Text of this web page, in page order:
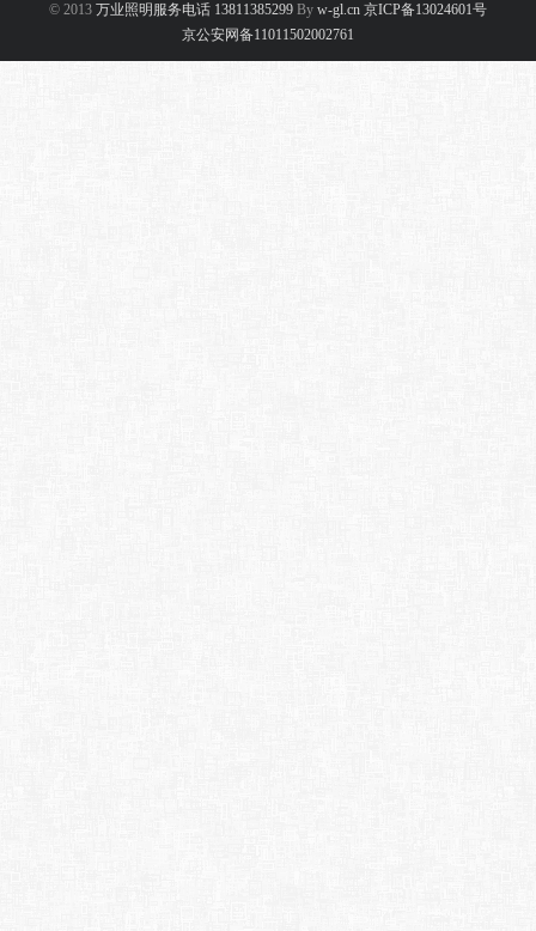
© 2013 万业照明服务电话 13811385299 By w-gl.cn 京ICP备13024601号
京公安网备11011502002761